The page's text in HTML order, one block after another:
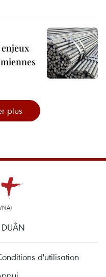
plus
d'utilisation